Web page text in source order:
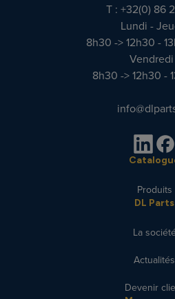
T : +32(0) 86
Lundi -
8h30 -> 12h30 -
Vendredi
8h30 -> 12h30 -
Produits
DL Parts
La société
Actualités
Devenir